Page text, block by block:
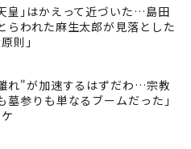
皇｣はかえって近づいた…島田
らわれた麻生太郎が見落とした
則｣
れ"が加速するはずだわ…宗教
墓参りも単なるブームだった｣